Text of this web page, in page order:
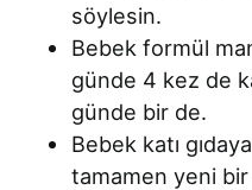
söylesin.
Bebek formül
günde 4 kez de
günde bir de.
Bebek katı
tamamen yeni